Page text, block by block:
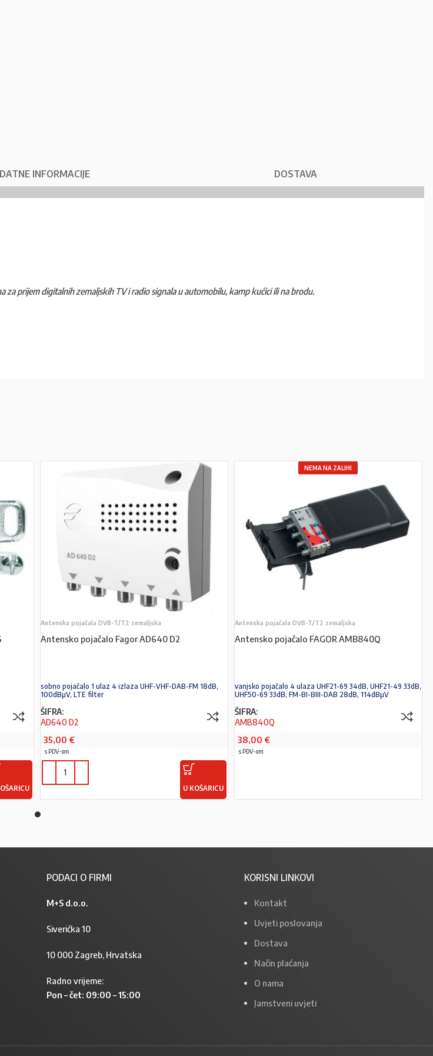
INFORMACIJE DOSTAVA
za prijem digitalnih zemaljskih TV i radio signala u automobilu, kamp kućici ili na brodu.
Antenska pojačala DVB-T/T2 zemaljska
Antensko pojačalo Fagor AD640 D2
sobno pojačalo 1 ulaz 4 izlaza UHF-VHF-DAB-FM 18dB,
100dBµV, LTE filter
ŠIFRA:
AD640 D2
35,00 €
s PDV-om
U KOŠARICU
NEMA NA ZALIHI
Antenska pojačala DVB-T/T2 zemaljska
Antensko pojačalo FAGOR AMB840Q
vanjsko pojačalo 4 ulaza UHF21-69 34dB, UHF21-49 33dB,
UHF50-69 33dB, FM-BI-BIII-DAB 28dB, 114dBµV
ŠIFRA:
AMB840Q
38,00 €
s PDV-om
PODACI O FIRMI
M+S d.o.o.
Siverićka 10
10 000 Zagreb, Hrvatska
Radno vrijeme:
Pon – čet: 09:00 – 15:00
KORISNI LINKOVI
Kontakt
Uvjeti poslovanja
Dostava
Način plaćanja
O nama
Jamstveni uvjeti